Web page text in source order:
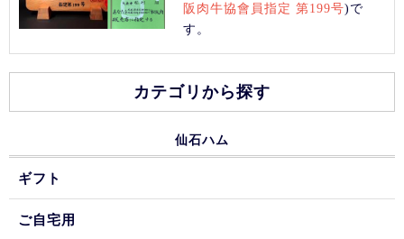
阪肉牛協會員指定 第199号)で
す。
カテゴリから探す
仙石ハム
ギフト
ご自宅用